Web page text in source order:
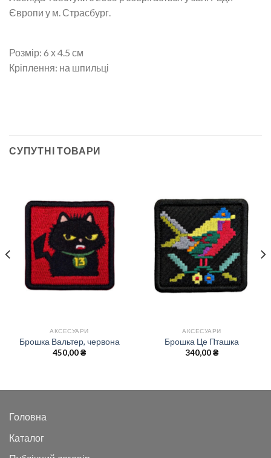
Європи у м. Страсбург.
Розмір: 6 х 4.5 см
Кріплення: на шпильці
СУПУТНІ ТОВАРИ
АКСЕСУАРИ
Брошка Вальтер, червона
450,00₴
АКСЕСУАРИ
Брошка Це Пташка
340,00₴
Головна
Каталог